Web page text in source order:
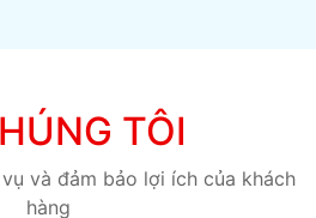
TÔI
và đảm bảo lợi ích của khách
hàng